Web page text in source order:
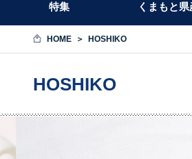
特集 くまもと県
HOME HOSHIKO
HOSHIKO